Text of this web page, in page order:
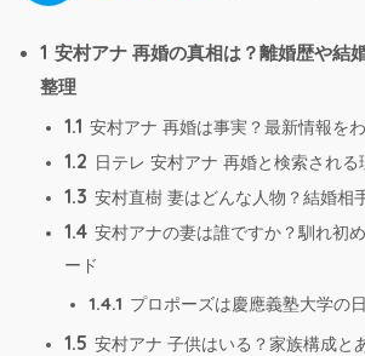
1 安村アナ 再婚の真相は？離婚歴や結
整理
1.1 安村アナ 再婚は事実？最新情報を
1.2 日テレ 安村アナ 再婚と検索される
1.3 安村直樹 妻はどんな人物？結婚相
1.4 安村アナの妻は誰ですか？馴れ初
ード
1.4.1 プロポーズは慶應義塾大学の
1.5 安村アナ 子供はいる？家族構成と